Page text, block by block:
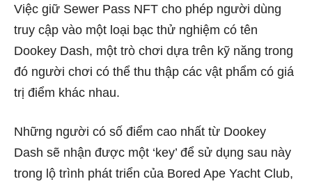
Việc giữ Sewer Pass NFT cho phép người dùng
truy cập vào một loại bạc thử nghiệm có tên
Dookey Dash, một trò chơi dựa trên kỹ năng trong
đó người chơi có thể thu thập các vật phẩm có giá
trị điểm khác nhau.
Những người có số điểm cao nhất từ ​​Dookey
Dash sẽ nhận được một ‘key’ để sử dụng sau này
trong lộ trình phát triển của Bored Ape Yacht Club,